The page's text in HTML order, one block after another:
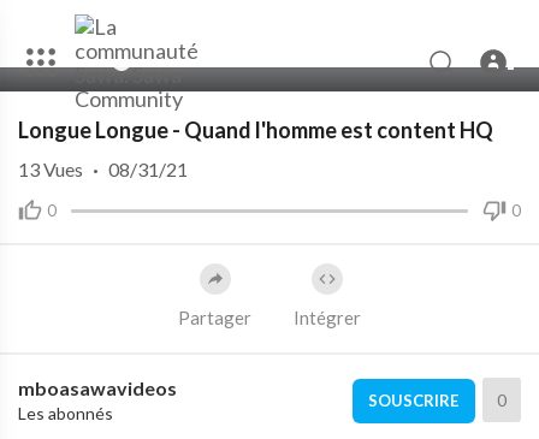
00:00 07:38
Longue Longue - Quand l'homme est content HQ
0 0
13Vues · 08/31/21
Partager Intégrer
mboasawavideos
Les abonnés
SOUSCRIRE 0